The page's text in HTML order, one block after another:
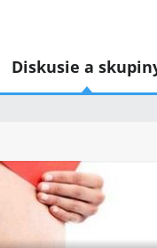
Diskusie a